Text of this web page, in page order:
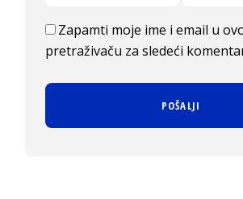
Zapamti moje ime i email u
pretraživaču za sledeći